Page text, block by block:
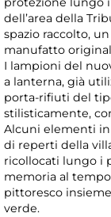
dell’area della
spazio raccolto,
manufatto
I lampioni del
a lanterna, già
porta-rifiuti del
stilisticamente,
Alcuni elementi
di reperti della
ricollocati lungo i
memoria al
pittoresco
verde.